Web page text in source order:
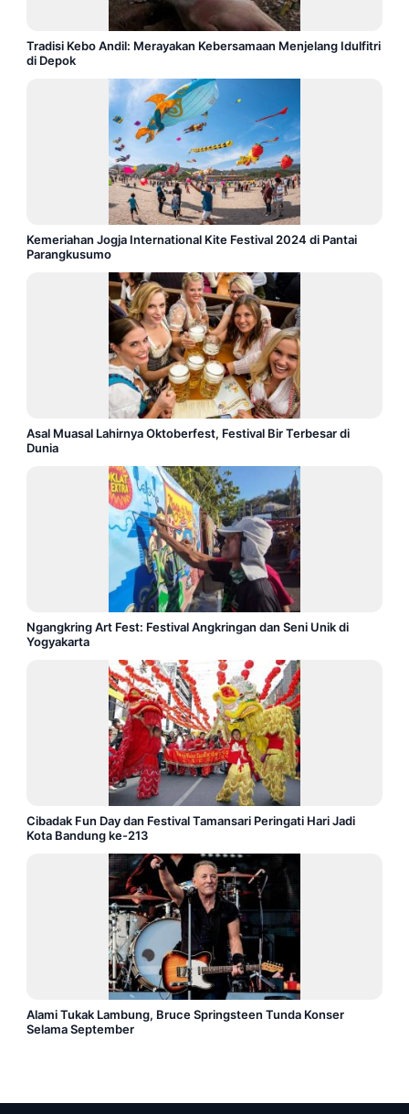
Tradisi Kebo Andil: Merayakan Kebersamaan Menjelang Idulfitri
di Depok
Kemeriahan Jogja International Kite Festival 2024 di Pantai
Parangkusumo
Asal Muasal Lahirnya Oktoberfest, Festival Bir Terbesar di
Dunia
Ngangkring Art Fest: Festival Angkringan dan Seni Unik di
Yogyakarta
Cibadak Fun Day dan Festival Tamansari Peringati Hari Jadi
Kota Bandung ke-213
Alami Tukak Lambung, Bruce Springsteen Tunda Konser
Selama September